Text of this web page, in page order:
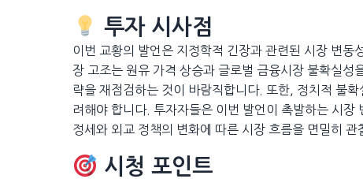
투자 시사점
이번 교황의 발언은 지정학적 긴장과 관련된 시장 변
장 고조는 원유 가격 상승과 글로벌 금융시장 불확실성
략을 재점검하는 것이 바람직합니다. 또한, 정치적 불
려해야 합니다. 투자자들은 이번 발언이 촉발하는 시
정세와 외교 정책의 변화에 따른 시장 흐름을 면밀히 관
시청 포인트